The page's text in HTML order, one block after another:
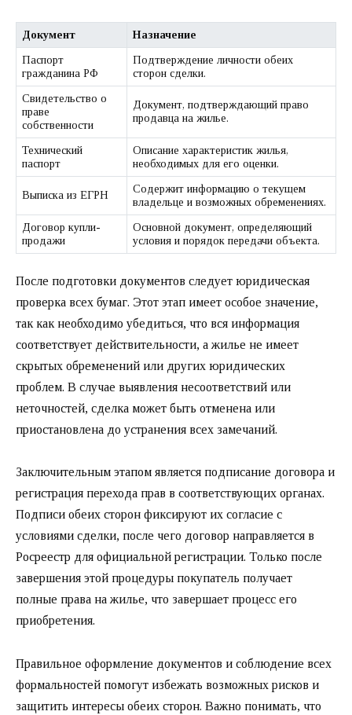
Документ
Назначение
Паспорт
гражданина РФ
Подтверждение личности обеих
сторон сделки.
Свидетельство о
праве
собственности
Документ, подтверждающий право
продавца на жилье.
Технический
паспорт
Описание характеристик жилья,
необходимых для его оценки.
Выписка из ЕГРН
Содержит информацию о текущем
владельце и возможных обременениях.
Договор купли-
продажи
Основной документ, определяющий
условия и порядок передачи объекта.
После подготовки документов следует юридическая
проверка всех бумаг. Этот этап имеет особое значение,
так как необходимо убедиться, что вся информация
соответствует действительности, а жилье не имеет
скрытых обременений или других юридических
проблем. В случае выявления несоответствий или
неточностей, сделка может быть отменена или
приостановлена до устранения всех замечаний.
Заключительным этапом является подписание договора и
регистрация перехода прав в соответствующих органах.
Подписи обеих сторон фиксируют их согласие с
условиями сделки, после чего договор направляется в
Росреестр для официальной регистрации. Только после
завершения этой процедуры покупатель получает
полные права на жилье, что завершает процесс его
приобретения.
Правильное оформление документов и соблюдение всех
формальностей помогут избежать возможных рисков и
защитить интересы обеих сторон. Важно понимать, что